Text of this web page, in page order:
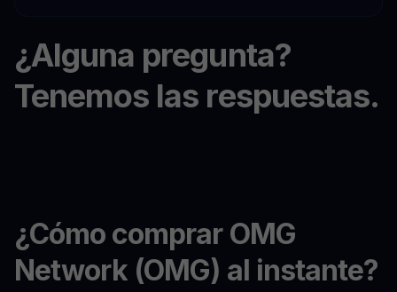
¿Alguna pregunta?
Tenemos las respuestas.
¿Cómo comprar OMG
Network (OMG) al instante?